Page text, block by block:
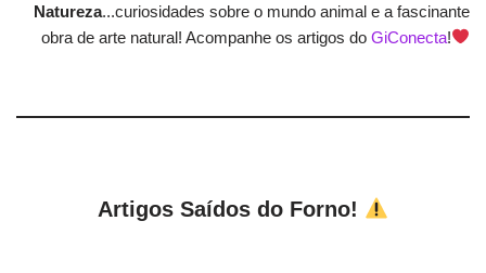
Natureza...curiosidades sobre o mundo animal e a fascinante
obra de arte natural! Acompanhe os artigos do GiConecta!
Artigos Saídos do Forno!